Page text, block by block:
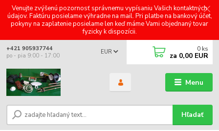
Venujte zvýšenú pozornosť správnemu vypísaniu Vašich kontaktných
údajov. Faktúru posielame výhradne na mail. Pri platbe na bankový účet,
pokyny na zaplatenie posielame len keď máme Vami objednaný tovar
fyzicky k dispozícii.
Menu
EUR
Hľadať
+421 905937744
po - pia 9:00 - 17:00
0 ks
za 0,00 EUR